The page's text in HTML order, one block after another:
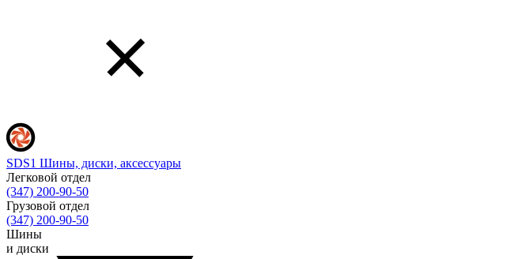
SDS1 Шины, диски, аксессуары
Легковой отдел
(347) 200-90-50
Грузовой отдел
(347) 200-90-50
Шины
и диски